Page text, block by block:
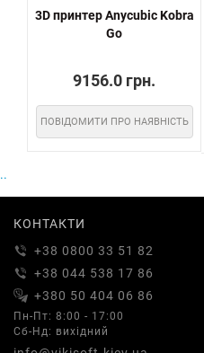
3D принтер Anycubic Kobra
Go
9156.0 грн.
ПОВІДОМИТИ ПРО НАЯВНІСТЬ
..
КОНТАКТИ
+38 0800 33 51 82
+38 044 538 17 86
+380 50 404 06 86
Пн-Пт: 8:00 - 17:00
Сб-Нд: вихідний